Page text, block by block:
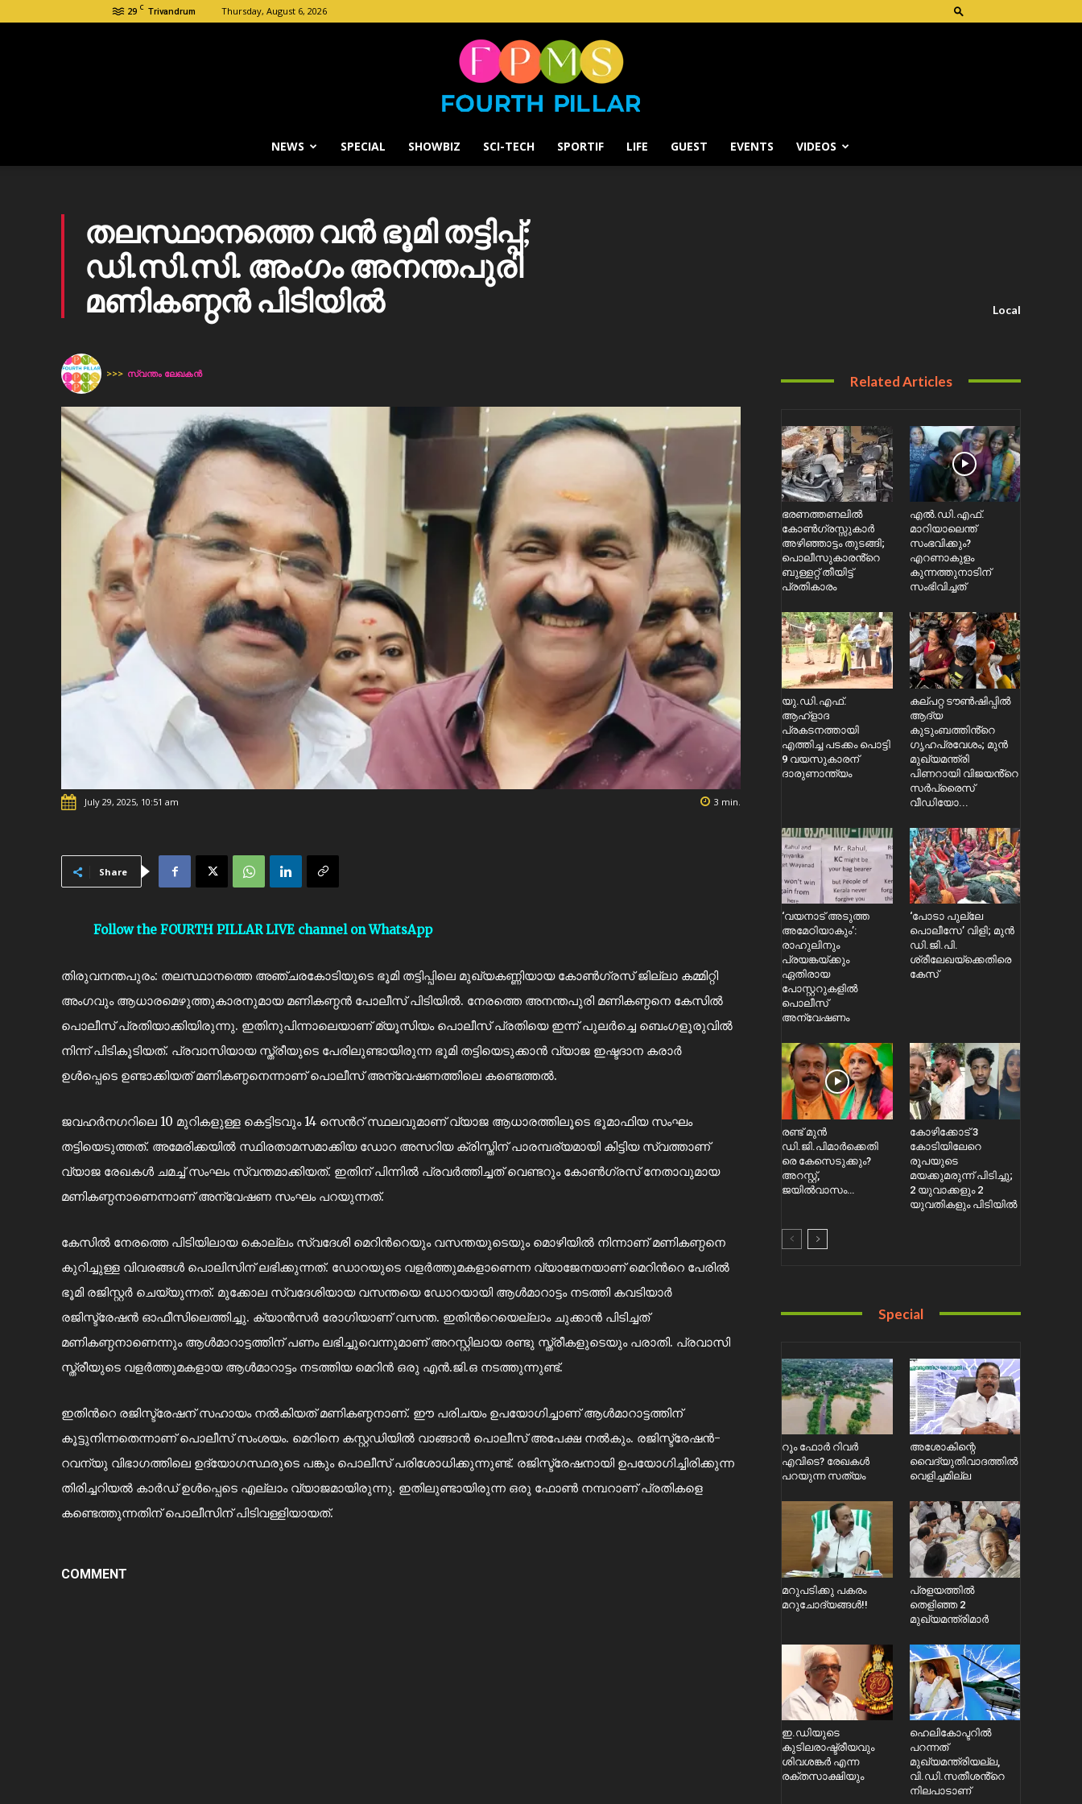
29 C Trivandrum Thursday, August 6, 2026
Fourth
NEWS SPECIAL SHOWBIZ SCI-TECH SPORTIF LIFE GUEST EVENTS VIDEOS
‌തലസ്ഥാനത്തെ വൻ ഭൂമി തട്ടിപ്പ്;
ഡി.സി.സി. അംഗം അനന്തപുരി
മണികണ്ഠൻ പിടിയിൽ
Local
>>> സ്വന്തം ലേഖകന്‍
July 29, 2025, 10:51 am 3 min.
Share
Follow the FOURTH PILLAR LIVE channel on WhatsApp
തിരുവനന്തപുരം: തലസ്ഥാനത്തെ അഞ്ചരകോടിയുടെ ഭൂമി തട്ടിപ്പിലെ മുഖ്യകണ്ണിയായ കോണ്‍ഗ്രസ് ജില്ലാ കമ്മിറ്റി
അംഗവും ആധാരമെഴുത്തുകാരനുമായ മണികണ്ഠൻ പോലീസ് പിടിയിൽ. നേരത്തെ അനന്തപുരി മണികണ്ഠനെ കേസിൽ
പൊലീസ് പ്രതിയാക്കിയിരുന്നു. ഇതിനുപിന്നാലെയാണ് മ്യൂസിയം പൊലീസ് പ്രതിയെ ഇന്ന് പുലര്‍ച്ചെ ബെംഗളൂരുവിൽ
നിന്ന് പിടികൂടിയത്. പ്രവാസിയായ സ്ത്രീയുടെ പേരിലുണ്ടായിരുന്ന ഭൂമി തട്ടിയെടുക്കാൻ വ്യാജ ഇഷ്ടദാന കരാർ
ഉള്‍പ്പെടെ ഉണ്ടാക്കിയത് മണികണ്ഠനെന്നാണ് പൊലീസ് അന്വേഷണത്തിലെ കണ്ടെത്തൽ.
ജവഹർനഗറിലെ 10 മുറികളുള്ള കെട്ടിടവും 14 സെൻറ് സ്ഥലവുമാണ് വ്യാജ ആധാരത്തിലൂടെ ഭൂമാഫിയ സംഘം
തട്ടിയെടുത്തത്. അമേരിക്കയിൽ സ്ഥിരതാമസമാക്കിയ ഡോറ അസറിയ ക്രിസ്തിന് പാരമ്പര്യമായി കിട്ടിയ സ്വത്താണ്
വ്യാജ രേഖകള്‍ ചമച്ച് സംഘം സ്വന്തമാക്കിയത്. ഇതിന് പിന്നിൽ പ്രവർത്തിച്ചത് വെണ്ടറും കോണ്‍ഗ്രസ് നേതാവുമായ
മണികണ്ഠനാണെന്നാണ് അന്വേഷണ സംഘം പറയുന്നത്.
കേസിൽ നേരത്തെ പിടിയിലായ കൊല്ലം സ്വദേശി മെറിന്‍റെയും വസന്തയുടെയും മൊഴിയിൽ നിന്നാണ് മണികണ്ഠനെ
കുറിച്ചുള്ള വിവരങ്ങള്‍ പൊലിസിന് ലഭിക്കുന്നത്. ഡോറയുടെ വളർത്തുമകളാണെന്ന വ്യാജേനയാണ് മെറിന്‍റെ പേരിൽ
ഭൂമി രജിസ്റ്റർ ചെയ്യുന്നത്. മുക്കോല സ്വദേശിയായ വസന്തയെ ഡോറയായി ആള്‍മാറാട്ടം നടത്തി കവടിയാർ
രജിസ്ട്രേഷൻ ഓഫീസിലെത്തിച്ചു. ക്യാൻസർ രോഗിയാണ് വസന്ത. ഇതിന്‍റെയെല്ലാം ചുക്കാൻ പിടിച്ചത്
മണികണ്ഠനാണെന്നും ആള്‍മാറാട്ടത്തിന് പണം ലഭിച്ചുവെന്നുമാണ് അറസ്റ്റിലായ രണ്ടു സ്ത്രീകളുടെയും പരാതി. പ്രവാസി
സ്ത്രീയുടെ വളർത്തുമകളായ ആള്‍മാറാട്ടം നടത്തിയ മെറിൻ ഒരു എൻ.ജി.ഒ നടത്തുന്നുണ്ട്.
ഇതിന്‍റെ രജിസ്ട്രേഷന് സഹായം നൽകിയത് മണികണ്ഠനാണ്. ഈ പരിചയം ഉപയോഗിച്ചാണ് ആള്‍മാറാട്ടത്തിന്
കൂട്ടുനിന്നതെന്നാണ് പൊലീസ് സംശയം. മെറിനെ കസ്റ്റഡിയിൽ വാങ്ങാൻ പൊലീസ് അപേക്ഷ നൽകും. രജിസ്ട്രേഷൻ-
റവന്യു വിഭാഗത്തിലെ ഉദ്യോഗസ്ഥരുടെ പങ്കും പൊലീസ് പരിശോധിക്കുന്നുണ്ട്. രജിസ്ട്രേഷനായി ഉപയോഗിച്ചിരിക്കുന്ന
തിരിച്ചറിയൽ കാർഡ് ഉള്‍പ്പെടെ എല്ലാം വ്യാജമായിരുന്നു. ഇതിലുണ്ടായിരുന്ന ഒരു ഫോണ്‍ നമ്പറാണ് പ്രതികളെ
കണ്ടെത്തുന്നതിന് പൊലീസിന് പിടിവള്ളിയായത്.
COMMENT
Related Articles
ഭരണത്തണലിൽ
കോൺഗ്രസ്സുകാർ
അഴിഞ്ഞാട്ടം തുടങ്ങി;
പൊലീസുകാരൻ്റെ
ബുള്ളറ്റ് തീയിട്ട്
പ്രതികാരം
എൽ.ഡി.എഫ്.
മാറിയാലെന്ത്
സംഭവിക്കും?
എറണാകുളം
കുന്നത്തുനാടിന്
സംഭിവിച്ചത്
യു.ഡി.എഫ്.
ആഹ്ളാദ
പ്രകടനത്തായി
എത്തിച്ച പടക്കം പൊട്ടി
9 വയസുകാരന്
ദാരുണാന്ത്യം
കല്പറ്റ ട‍ൗൺഷിപ്പിൽ
ആദ്യ
കുടുംബത്തിൻ്റെ ​
ഗൃഹപ്രവേശം; മുൻ
മുഖ്യമന്ത്രി
പിണറായി വിജയൻ്റെ
സർപ്രൈസ്
വീഡിയോ...
‘വയനാട് അടുത്ത
അമേഠിയാകും’:
രാഹുലിനും
പ്രയങ്കയ്ക്കും
ഏതിരായ
പോസ്റ്ററുകളിൽ
പൊലീസ്
അന്വേഷണം
‘പോടാ പുല്ലേ
പൊലീസേ’ വിളി; മുൻ
ഡി.ജി.പി.
ശ്രീലേഖയ്ക്കെതിരെ
കേസ്
രണ്ട് മുൻ
ഡി.ജി.പിമാർക്കെതി
രെ കേസെടുക്കും?
അറസ്റ്റ്,
ജയിൽവാസം…
കോഴിക്കോട് 3
കോടിയിലേറെ
രൂപയുടെ
മയക്കുമരുന്ന് പിടിച്ചു;
2 യുവാക്കളും 2
യുവതികളും പിടിയിൽ
Special
റൂം ഫോർ റിവർ
എവിടെ? രേഖകൾ
പറയുന്ന സത്യം
അശോകിന്റെ
വൈദ്യുതിവാദത്തിൽ
വെളിച്ചമില്ല
മറുപടിക്കു പകരം
മറുചോദ്യങ്ങൾ!!
പ്രളയത്തിൽ
തെളിഞ്ഞ 2
മുഖ്യമന്ത്രിമാർ
ഇ.ഡിയുടെ
കുടിലരാഷ്ട്രീയവും
ശിവശങ്കർ എന്ന
രക്തസാക്ഷിയും
ഹെലികോപ്ടറിൽ
പറന്നത്
മുഖ്യമന്ത്രിയല്ല,
വി.ഡി.സതീശൻ്റെ
നിലപാടാണ്